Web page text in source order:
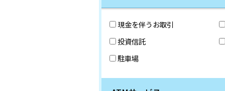
現金を伴うお取引
投資信託
駐車場